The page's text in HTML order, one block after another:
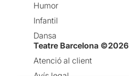
Humor
Infantil
Dansa
Teatre Barcelona ©2026
Atenció al client